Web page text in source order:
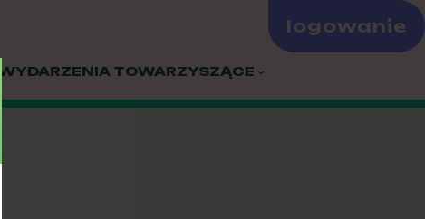
WYDARZENIA TOWARZYSZĄCE
logowanie